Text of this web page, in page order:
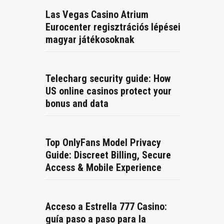
Las Vegas Casino Atrium
Eurocenter regisztrációs lépései
magyar játékosoknak
Telecharg security guide: How
US online casinos protect your
bonus and data
Top OnlyFans Model Privacy
Guide: Discreet Billing, Secure
Access & Mobile Experience
Acceso a Estrella 777 Casino:
guía paso a paso para la